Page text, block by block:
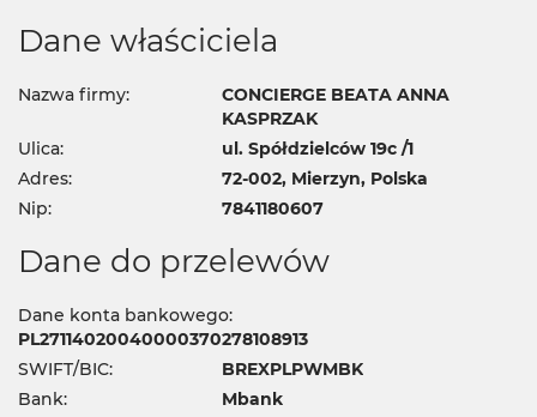
Dane właściciela
Nazwa firmy:
CONCIERGE BEATA ANNA
KASPRZAK
Ulica:
ul. Spółdzielców 19c /1
Adres:
72-002, Mierzyn, Polska
Nip:
7841180607
Dane do przelewów
Dane konta bankowego:
PL27114020040000370278108913
SWIFT/BIC:
BREXPLPWMBK
Bank:
Mbank